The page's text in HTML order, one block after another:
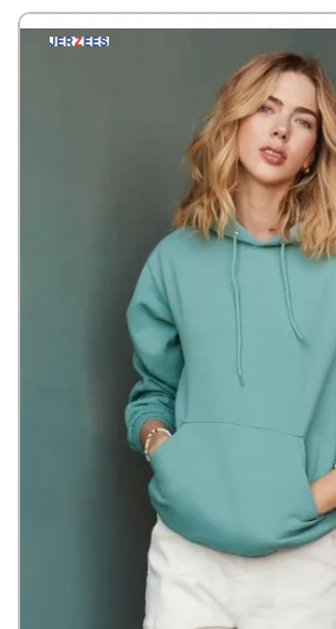
traspirabilità, sono ideali per un comfort
giorno.